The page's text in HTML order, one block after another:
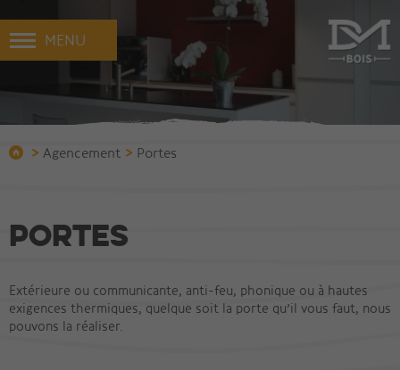
MENU
> Agencement > Portes
Portes
Extérieure ou communicante, anti-feu, phonique ou à hautes
exigences thermiques, quelque soit la porte qu’il vous faut, nous
pouvons la réaliser.